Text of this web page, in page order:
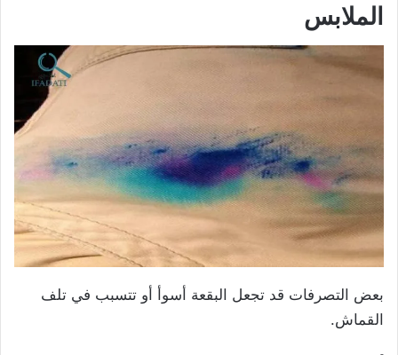
الملابس
بعض التصرفات قد تجعل البقعة أسوأ أو تتسبب في تلف
القماش.